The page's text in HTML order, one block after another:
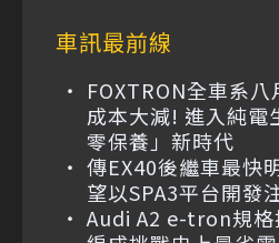
車訊最前線
FOXTRON全車系
成本大減! 進入純電
零保養」新時代
傳EX40後繼車最快
望以SPA3平台開發
Audi A2 e-tron規格